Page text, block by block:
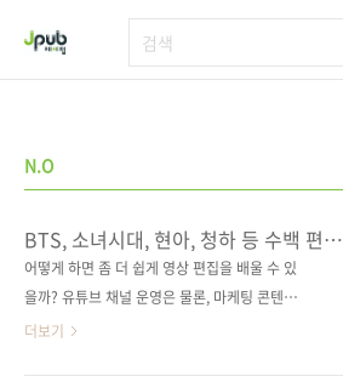
N.O
BTS, 소녀시대, 현아, 청하 등 수백 편의
뮤직비디오를 편집한 그분이 왔다!
어떻게 하면 좀 더 쉽게 영상 편집을 배울 수 있
을까? 유튜브 채널 운영은 물론, 마케팅 콘텐츠
제작에 필수인 영상 편집! 찐 실무자에게 파이널
더보기